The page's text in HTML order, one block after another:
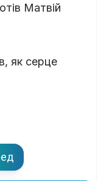
Матвій
як серце